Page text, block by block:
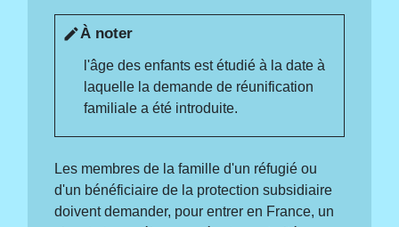
editÀ noter
l'âge des enfants est étudié à la date à
laquelle la demande de réunification
familiale a été introduite.
Les membres de la famille d'un réfugié ou
d'un bénéficiaire de la protection subsidiaire
doivent demander, pour entrer en France, un